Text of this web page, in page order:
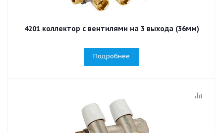
4201 коллектор с вентилями на 3 выхода (36мм)
Подробнее